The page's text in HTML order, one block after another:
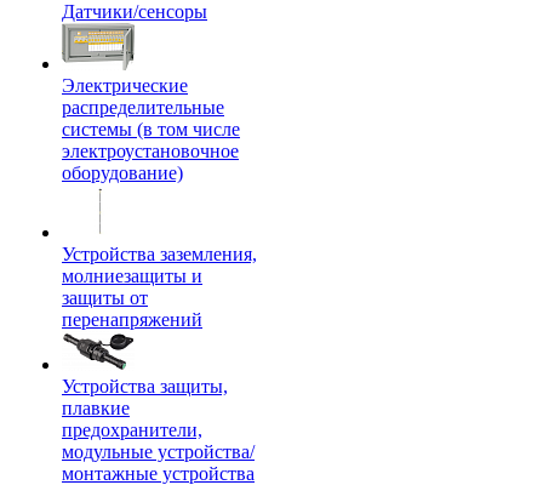
Датчики/сенсоры
Электрические
распределительные
системы (в том числе
электроустановочное
оборудование)
Устройства заземления,
молниезащиты и
защиты от
перенапряжений
Устройства защиты,
плавкие
предохранители,
модульные устройства/
монтажные устройства